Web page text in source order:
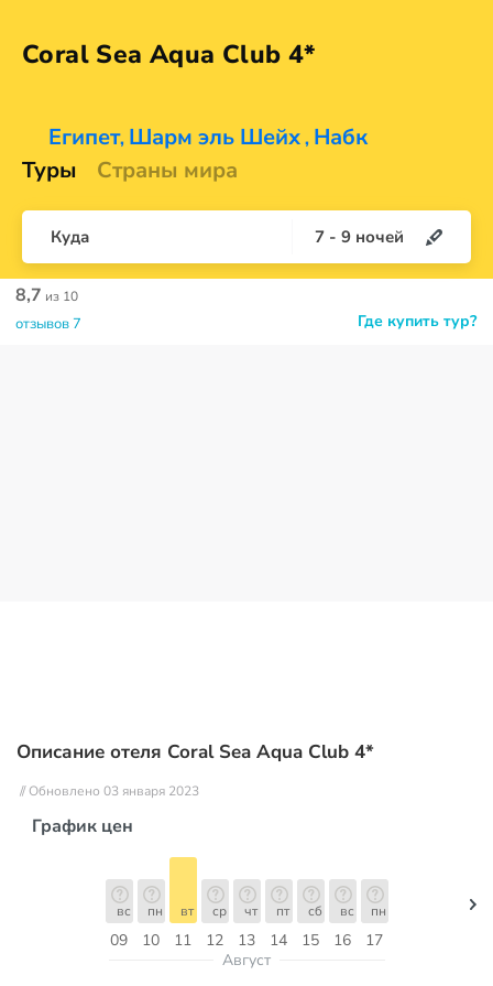
Coral Sea Aqua Club 4*
Египет, Шарм эль Шейх , Набк
Туры
Страны мира
Куда 7 - 9 ночей
Где купить тур?
8,7 из 10
отзывов 7
Описание отеля Coral Sea Aqua Club 4*
// Обновлено 03 января 2023
График цен
09
вс
10
пн
11
вт
12
ср
13
чт
14
пт
15
сб
16
вс
17
пн
Август